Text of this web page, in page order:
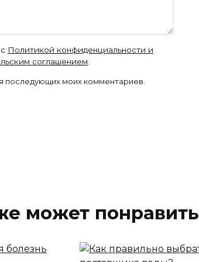
Политикой конфиденциальности и
соглашением.
последующих моих комментариев.
может